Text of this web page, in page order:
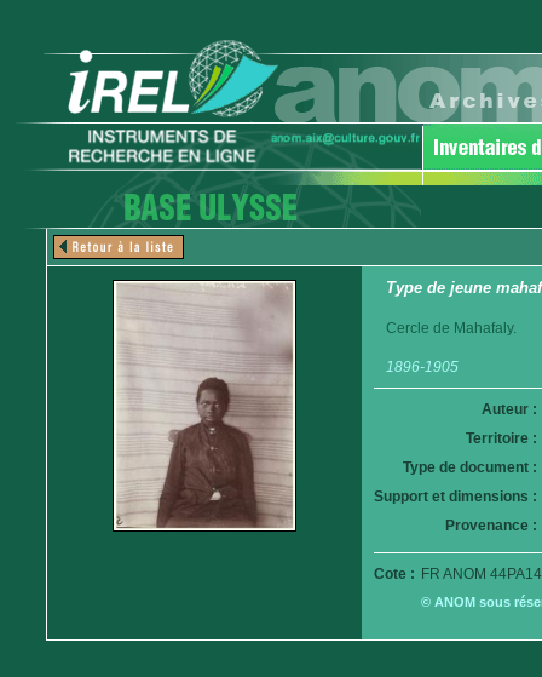
Type de jeune
Cercle de Mahafaly.
1896-1905
Auteur :
Territoire :
Type de document :
Support et dimensions :
Provenance :
Cote : FR ANOM
© ANOM sous